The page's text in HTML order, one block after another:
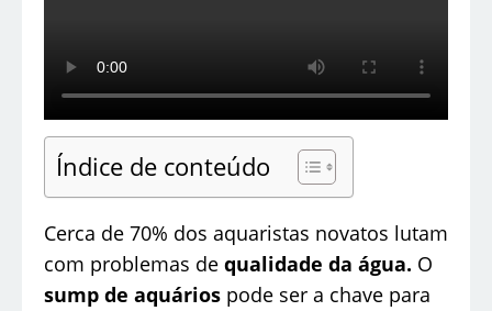
Índice de conteúdo
Cerca de 70% dos aquaristas novatos lutam
com problemas de qualidade da água. O
sump de aquários pode ser a chave para